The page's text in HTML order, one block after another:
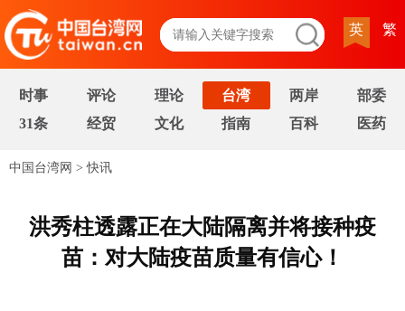
英 繁
时事 评论 理论 台湾 两岸
部委
31条
经贸 文化 指南 百科 医药
中国台湾网 >快讯
洪秀柱透露正在大陆隔离并将接种疫
苗：对大陆疫苗质量有信心！